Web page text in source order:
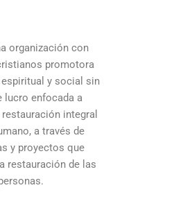
organización con
promotora
y social sin
lucro enfocada a
integral
a través de
y proyectos que
restauración de las